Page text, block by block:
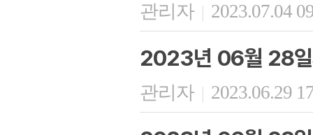
관리자 | 2023.07.04
2023년 06월 28일
관리자 | 2023.06.29